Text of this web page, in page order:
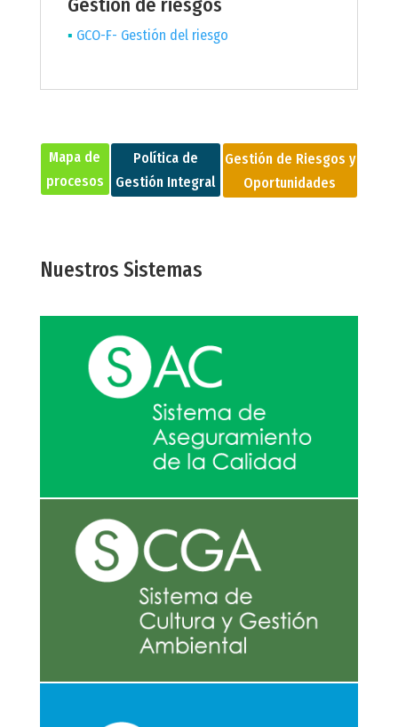
Gestión de riesgos
GCO-F- Gestión del riesgo
Mapa de
procesos
Política de
Gestión Integral
Gestión de Riesgos y
Oportunidades
Nuestros Sistemas